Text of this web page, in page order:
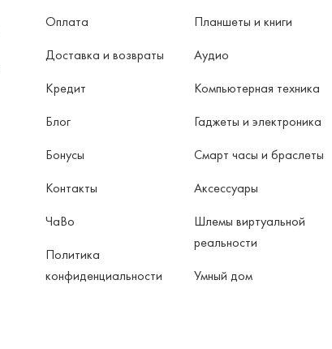
Оплата
Доставка и возвраты
Кредит
Блог
Бонусы
Контакты
ЧаВо
Политика
конфиденциальности
Планшеты и книги
Аудио
Компьютерная техника
Гаджеты и электроника
Смарт часы и браслеты
Аксессуары
Шлемы виртуальной
реальности
Умный дом